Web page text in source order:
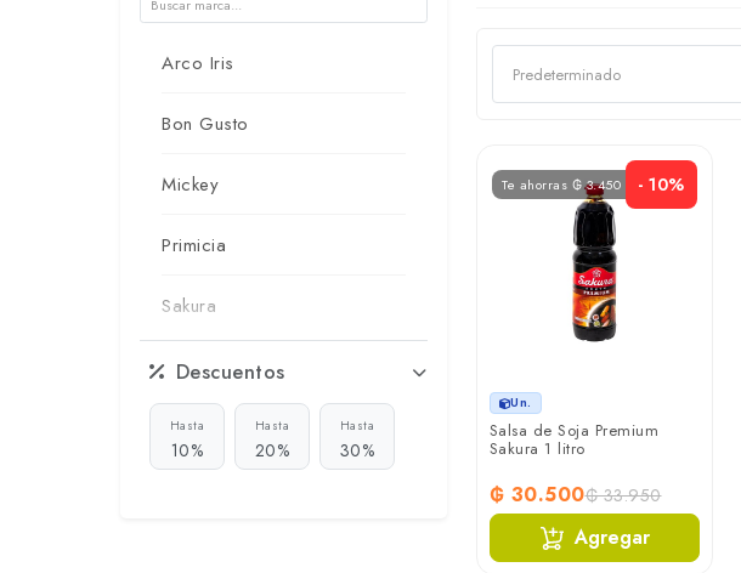
Arco Iris
Bon Gusto
Mickey
Primicia
Sakura
Sanken
Superseis
Descuentos
Hasta
10%
Hasta
20%
Hasta
30%
Te ahorras ₲ 3.450 - 10%
Un.
Salsa de Soja Premium
Sakura 1 litro
₲ 30.500₲ 33.950
Agregar